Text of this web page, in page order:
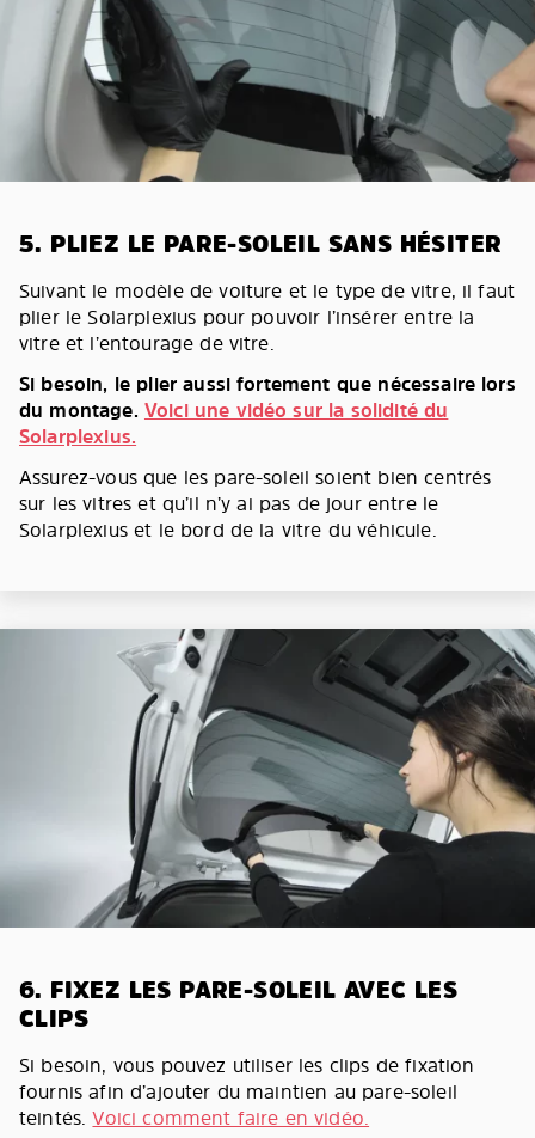
5. PLIEZ LE PARE-SOLEIL SANS HÉSITER
Suivant le modèle de voiture et le type de vitre, il faut
plier le Solarplexius pour pouvoir l’insérer entre la
vitre et l’entourage de vitre.
Si besoin, le plier aussi fortement que nécessaire lors
du montage. Voici une vidéo sur la solidité du
Solarplexius.
Assurez-vous que les pare-soleil soient bien centrés
sur les vitres et qu’il n’y ai pas de jour entre le
Solarplexius et le bord de la vitre du véhicule.
6. FIXEZ LES PARE-SOLEIL AVEC LES
CLIPS
Si besoin, vous pouvez utiliser les clips de fixation
fournis afin d’ajouter du maintien au pare-soleil
teintés.Voici comment faire en vidéo.